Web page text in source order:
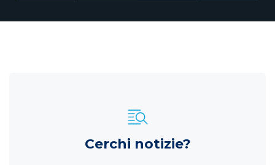
Cerchi notizie?